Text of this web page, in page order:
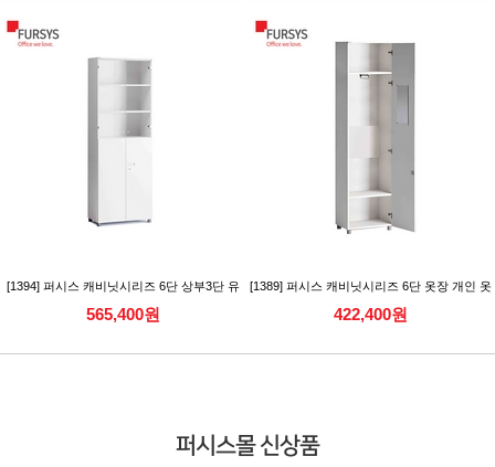
[1394] 퍼시스 캐비닛시리즈 6단 상부3단 유
[CAC386AGN_CAC386AGKN]
565,400원
[1389] 퍼시스 캐비닛시리즈 6단 옷장 개인 옷
422,400원
퍼시스몰 신상품